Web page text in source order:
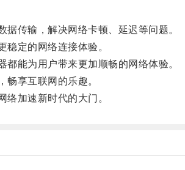
传输，解决网络卡顿、延迟等问题。
定的网络连接体验。
能为用户带来更加顺畅的网络体验。
享互联网的乐趣。
加速新时代的大门。